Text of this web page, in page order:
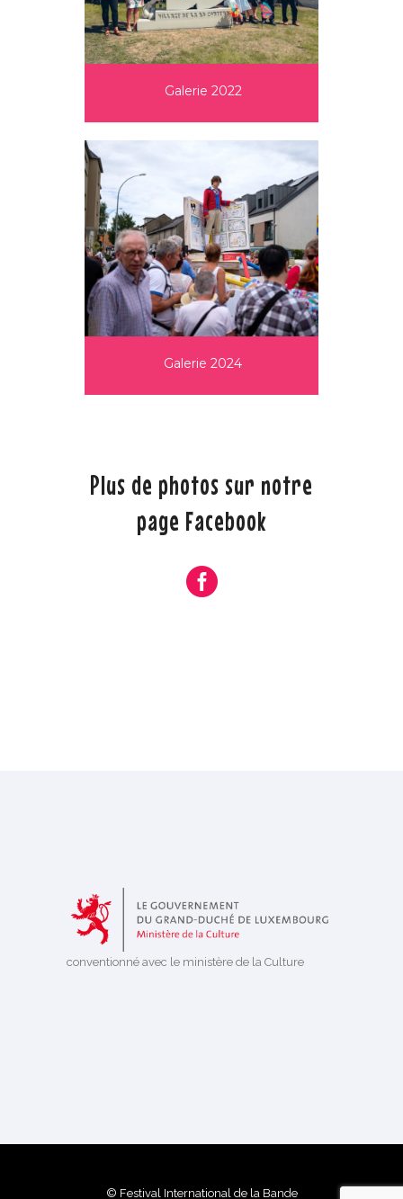
Galerie 2022
Galerie 2024
Plus de photos sur notre
page Facebook
conventionné avec le ministère de la Culture
© Festival International de la Bande